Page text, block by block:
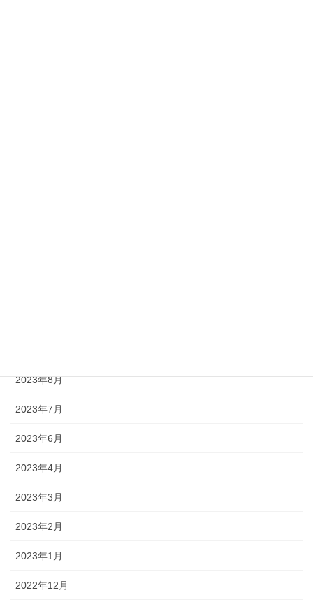
2023年8月
2023年7月
2023年6月
2023年4月
2023年3月
2023年2月
2023年1月
2022年12月